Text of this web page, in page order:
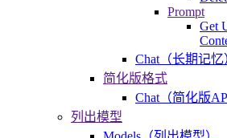
Prompt
Get
Chat（长期记忆
简化版格式
Chat（简化版
列出模型